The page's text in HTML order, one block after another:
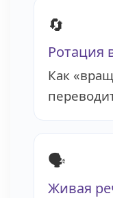
🔄
Ротация
Как
🗣️
Живая